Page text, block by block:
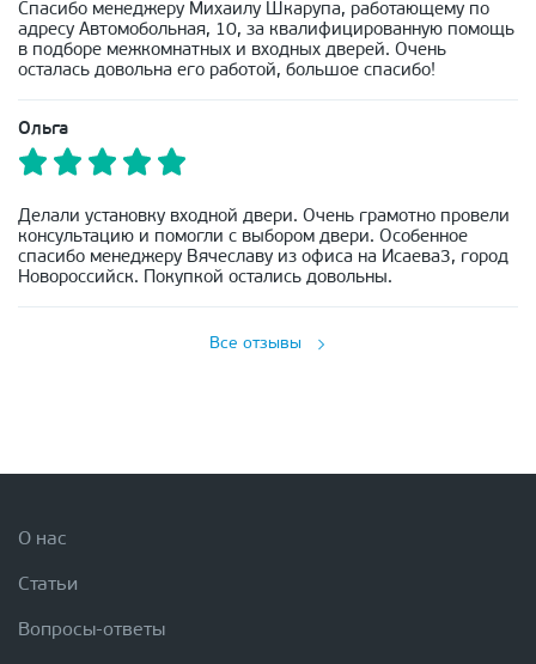
Спасибо менеджеру Михаилу Шкарупа, работающему по
адресу Автомобольная, 10, за квалифицированную помощь
в подборе межкомнатных и входных дверей. Очень
осталась довольна его работой, большое спасибо!
Ольга
Делали установку входной двери. Очень грамотно провели
консультацию и помогли с выбором двери. Особенное
спасибо менеджеру Вячеславу из офиса на Исаева3, город
Новороссийск. Покупкой остались довольны.
Все отзывы
О нас
Статьи
Вопросы-ответы